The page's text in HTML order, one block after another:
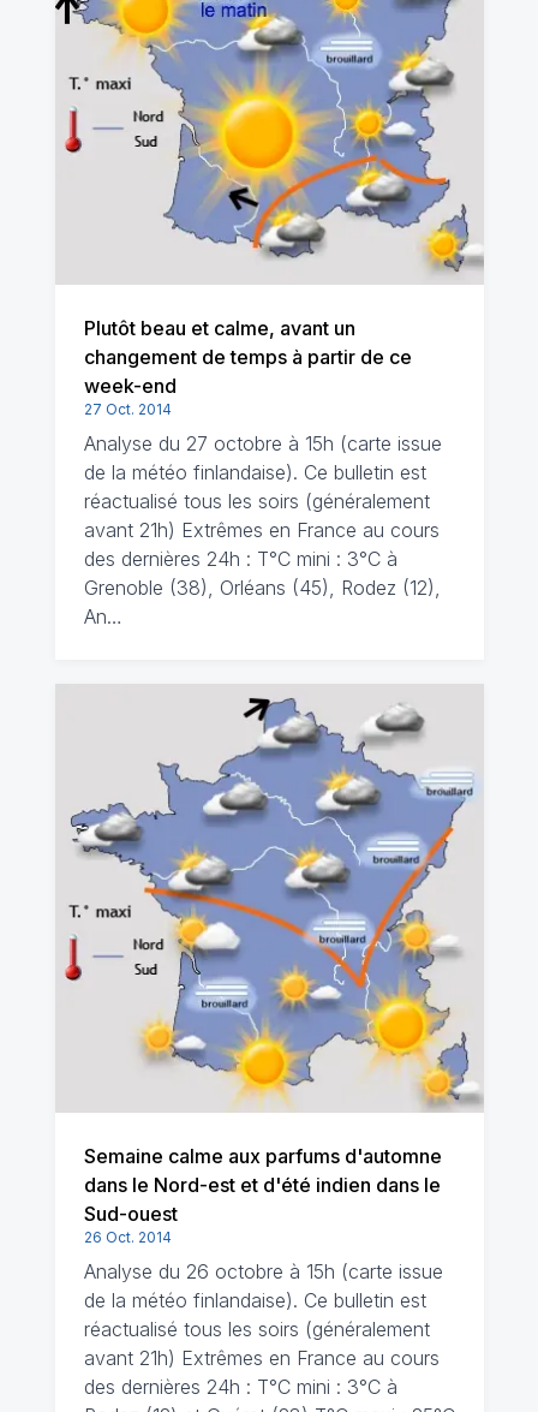
Plutôt beau et calme, avant un
changement de temps à partir de ce
week-end
27 Oct. 2014
Analyse du 27 octobre à 15h (carte issue
de la météo finlandaise). Ce bulletin est
réactualisé tous les soirs (généralement
avant 21h) Extrêmes en France au cours
des dernières 24h : T°C mini : 3°C à
Grenoble (38), Orléans (45), Rodez (12),
An…
Semaine calme aux parfums d'automne
dans le Nord-est et d'été indien dans le
Sud-ouest
26 Oct. 2014
Analyse du 26 octobre à 15h (carte issue
de la météo finlandaise). Ce bulletin est
réactualisé tous les soirs (généralement
avant 21h) Extrêmes en France au cours
des dernières 24h : T°C mini : 3°C à